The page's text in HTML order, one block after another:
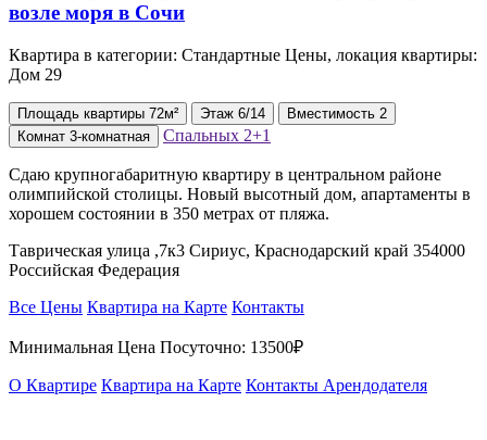
Квартира в категории: Стандартные Цены, локация квартиры:
Дом 29
Площадь квартиры 72м² Этаж 6/14 Вместимость 2
Комнат 3-комнатная Спальных 2+1
Сдаю крупногабаритную квартиру в центральном районе
олимпийской столицы. Новый высотный дом, апартаменты в
хорошем состоянии в 350 метрах от пляжа.
Таврическая улица ,7к3 Сириус, Краснодарский край 354000
Российская Федерация
Все Цены Квартира на Карте Контакты
Минимальная Цена Посуточно: 13500₽
О Квартире Квартира на Карте Контакты Арендодателя